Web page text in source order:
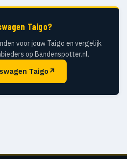
Taigo?
voor jouw Taigo en vergelijk
op Bandenspotter.nl.
Taigo ↗